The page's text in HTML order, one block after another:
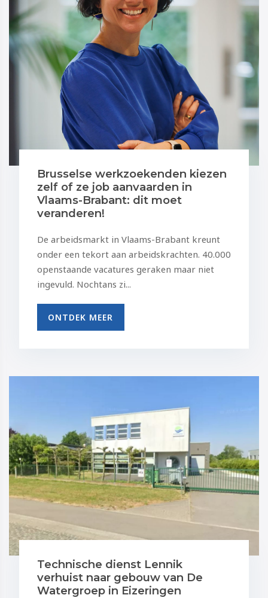
Brusselse werkzoekenden kiezen
zelf of ze job aanvaarden in
Vlaams-Brabant: dit moet
veranderen!
De arbeidsmarkt in Vlaams-Brabant kreunt
onder een tekort aan arbeidskrachten. 40.000
openstaande vacatures geraken maar niet
ingevuld. Nochtans zi...
ONTDEK MEER
Technische dienst Lennik
verhuist naar gebouw van De
Watergroep in Eizeringen